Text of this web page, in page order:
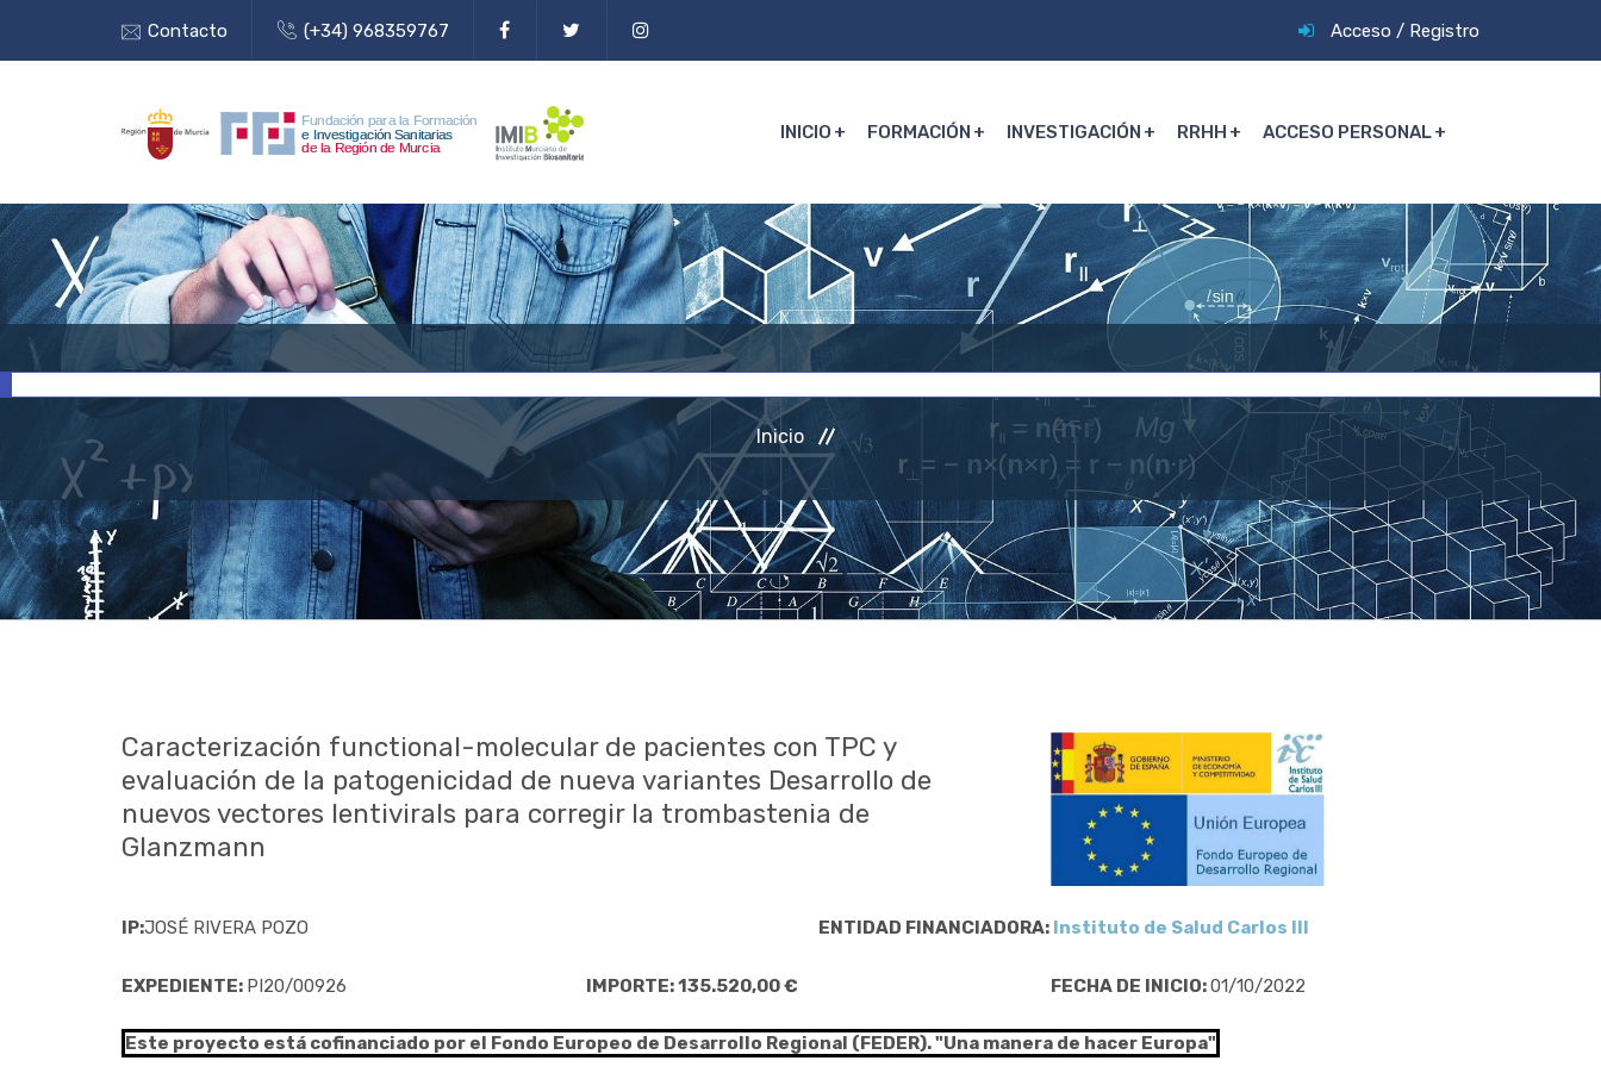
Contacto (+34) 968359767 Acceso / Registro
INICIO FORMACIÓN INVESTIGACIÓN RRHH ACCESO PERSONAL
Inicio
Caracterización functional-molecular de pacientes con TPC y
evaluación de la patogenicidad de nueva variantes Desarrollo de
nuevos vectores lentivirals para corregir la trombastenia de
Glanzmann
IP:JOSÉ RIVERA POZO ENTIDAD FINANCIADORA: Instituto de Salud Carlos III
EXPEDIENTE: PI20/00926 IMPORTE: 135.520,00 € FECHA DE INICIO:01/10/2022
Este proyecto está cofinanciado por el Fondo Europeo de Desarrollo Regional (FEDER). "Una manera de hacer Europa"